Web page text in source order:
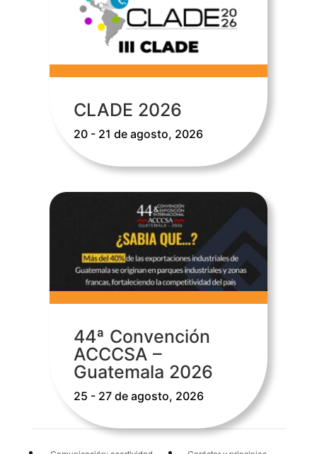
CLADE 2026
20 - 21 de agosto, 2026
44ª Convención
ACCCSA –
Guatemala 2026
25 - 27 de agosto, 2026